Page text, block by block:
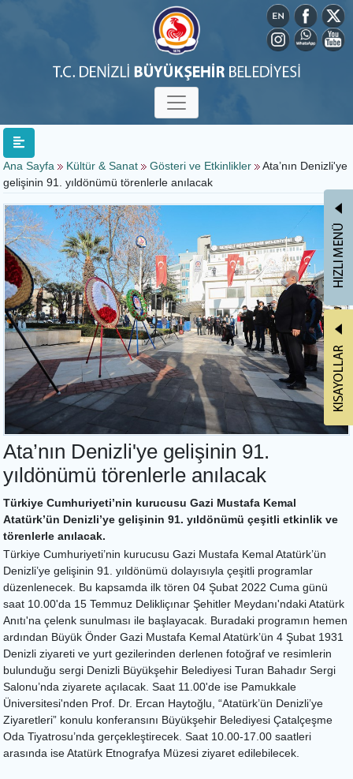
Ana Sayfa Kültür & Sanat Gösteri ve Etkinlikler
Ata’nın Denizli'ye
gelişinin 91. yıldönümü törenlerle anılacak
Ata’nın Denizli'ye gelişinin 91.
yıldönümü törenlerle anılacak
Türkiye Cumhuriyeti’nin kurucusu Gazi Mustafa Kemal
Atatürk’ün Denizli’ye gelişinin 91. yıldönümü çeşitli etkinlik ve
törenlerle anılacak.
Türkiye Cumhuriyeti’nin kurucusu Gazi Mustafa Kemal Atatürk’ün
Denizli’ye gelişinin 91. yıldönümü dolayısıyla çeşitli programlar
düzenlenecek. Bu kapsamda ilk tören 04 Şubat 2022 Cuma günü
saat 10.00'da 15 Temmuz Delikliçınar Şehitler Meydanı'ndaki Atatürk
Anıtı'na çelenk sunulması ile başlayacak. Buradaki programın hemen
ardından Büyük Önder Gazi Mustafa Kemal Atatürk’ün 4 Şubat 1931
Denizli ziyareti ve yurt gezilerinden derlenen fotoğraf ve resimlerin
bulunduğu sergi Denizli Büyükşehir Belediyesi Turan Bahadır Sergi
Salonu’nda ziyarete açılacak. Saat 11.00'de ise Pamukkale
Üniversitesi'nden Prof. Dr. Ercan Haytoğlu, “Atatürk’ün Denizli’ye
Ziyaretleri” konulu konferansını Büyükşehir Belediyesi Çatalçeşme
Oda Tiyatrosu’nda gerçekleştirecek. Saat 10.00-17.00 saatleri
arasında ise Atatürk Etnografya Müzesi ziyaret edilebilecek.